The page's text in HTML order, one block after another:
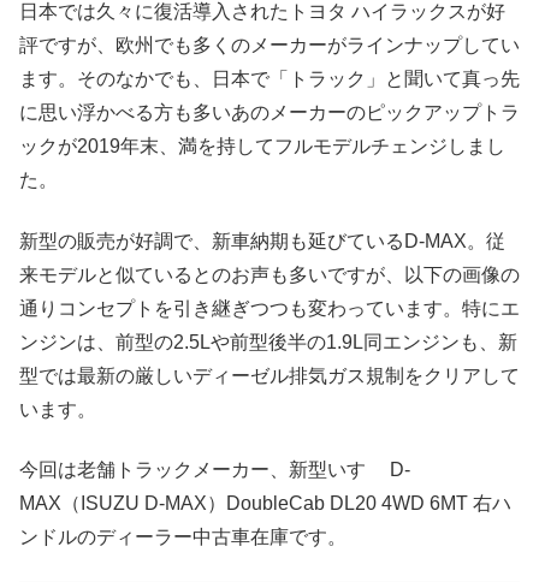
日本では久々に復活導入されたトヨタ ハイラックスが好
評ですが、欧州でも多くのメーカーがラインナップしてい
ます。そのなかでも、日本で「トラック」と聞いて真っ先
に思い浮かべる方も多いあのメーカーのピックアップトラ
ックが2019年末、満を持してフルモデルチェンジしまし
た。
新型の販売が好調で、新車納期も延びているD-MAX。従
来モデルと似ているとのお声も多いですが、以下の画像の
通りコンセプトを引き継ぎつつも変わっています。特にエ
ンジンは、前型の2.5Lや前型後半の1.9L同エンジンも、新
型では最新の厳しいディーゼル排気ガス規制をクリアして
います。
今回は老舗トラックメーカー、新型いすゞ D-
MAX（ISUZU D-MAX）DoubleCab DL20 4WD 6MT 右ハ
ンドルのディーラー中古車在庫です。